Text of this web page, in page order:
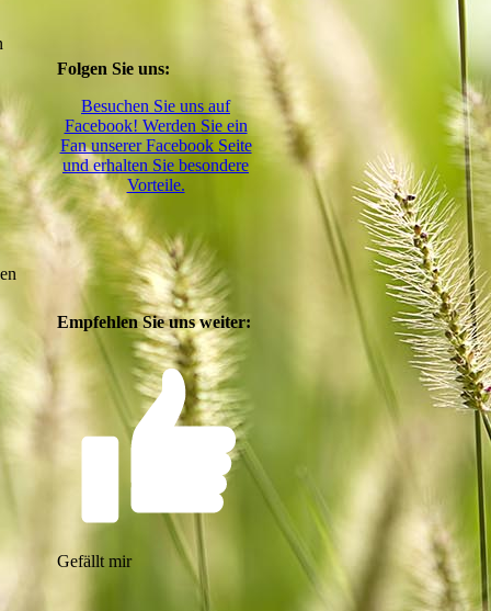
Folgen Sie uns:
Besuchen Sie uns auf
Facebook! Werden Sie ein
Fan unserer Facebook Seite
und erhalten Sie besondere
Vorteile.
Empfehlen Sie uns weiter:
Gefällt mir